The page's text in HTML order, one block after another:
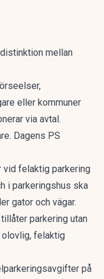
mellan
eller kommuner
via avtal.
Dagens PS
vid felaktig parkering
i parkeringshus ska
gator och vägar.
parkering utan
felaktig
på